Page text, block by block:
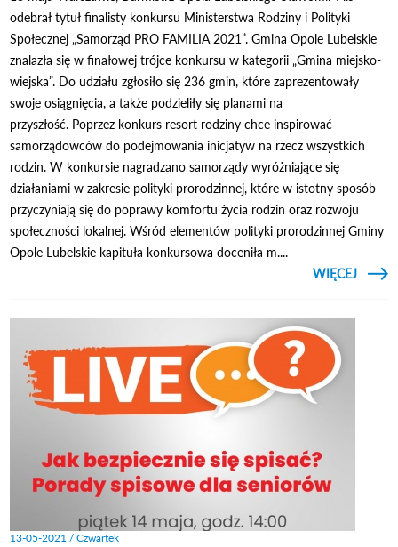
odebrał tytuł finalisty konkursu Ministerstwa Rodziny i Polityki
Społecznej „Samorząd PRO FAMILIA 2021”. Gmina Opole Lubelskie
znalazła się w finałowej trójce konkursu w kategorii „Gmina miejsko-
wiejska”. Do udziału zgłosiło się 236 gmin, które zaprezentowały
swoje osiągnięcia, a także podzieliły się planami na
przyszłość. Poprzez konkurs resort rodziny chce inspirować
samorządowców do podejmowania inicjatyw na rzecz wszystkich
rodzin. W konkursie nagradzano samorządy wyróżniające się
działaniami w zakresie polityki prorodzinnej, które w istotny sposób
przyczyniają się do poprawy komfortu życia rodzin oraz rozwoju
społeczności lokalnej. Wśród elementów polityki prorodzinnej Gminy
Opole Lubelskie kapituła konkursowa doceniła m....
CZYTAJ
WIĘCEJ
O
13-05-2021 / Czwartek